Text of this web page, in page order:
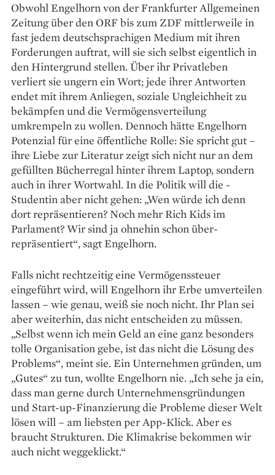
Obwohl Engelhorn von der Frankfurter Allgemeinen
Zeitung über den ORF bis zum ZDF mittlerweile in
fast jedem deutschsprachigen Medium mit ihren
Forderungen auftrat, will sie sich selbst eigentlich in
den Hintergrund stellen. Über ihr Privatleben
verliert sie ungern ein Wort; jede ihrer Antworten
endet mit ihrem Anliegen, soziale Ungleichheit zu
bekämpfen und die Vermögensverteilung
umkrempeln zu wollen. Dennoch hätte Engelhorn
Potenzial für eine öffentliche Rolle: Sie spricht gut –
ihre Liebe zur Literatur zeigt sich nicht nur an dem
gefüllten Bücherregal hinter ihrem Laptop, sondern
auch in ihrer Wortwahl. In die Politik will die ­
Studentin aber nicht gehen: „Wen würde ich denn
dort repräsentieren? Noch mehr Rich Kids im
Parlament? Wir sind ja ohnehin schon über­
repräsentiert“, sagt Engelhorn.
Falls nicht rechtzeitig eine Vermögenssteuer
eingeführt wird, will Engelhorn ihr Erbe umverteilen
lassen – wie genau, weiß sie noch nicht. Ihr Plan sei
aber weiterhin, das nicht entscheiden zu müssen.
„Selbst wenn ich mein Geld an eine ganz besonders
tolle Organisation gebe, ist das nicht die Lösung des
Problems“, meint sie. Ein Unternehmen gründen, um
„Gutes“ zu tun, wollte Engelhorn nie. „Ich sehe ja ein,
dass man gerne durch Unternehmensgründungen
und Start-up-Finanzierung die Probleme dieser Welt
lösen will – am liebsten per App-Klick. Aber es
braucht Struk­turen. Die Klimakrise bekommen wir
auch nicht weggeklickt.“